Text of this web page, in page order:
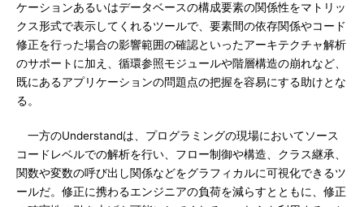
ケーションあるいはデータベースの構成要素の関係性をマトリッ
クス形式で表示してくれるツールで、要素間の依存関係やコード
修正を行った場合の影響範囲の確認といったアーキテクチャ解析
のサポートに加え、循環参照モジュールや階層構造の崩れなど、
既にあるアプリケーションの問題点の把握を容易にする助けとな
る。
一方のUnderstandは、プログラミングの現場においてソース
コードレベルでの解析を行い、フロー制御や構造、クラス継承、
関数や変数の呼び出し関係などをグラフィカルに可視化できるツ
ールだ。修正に携わるエンジニアの負荷を減らすとともに、修正